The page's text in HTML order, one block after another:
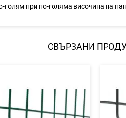
при по-голяма височина на
СВЪРЗАНИ